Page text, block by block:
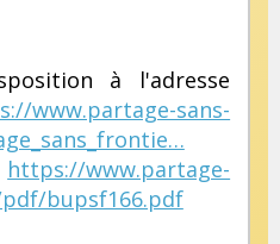
à l'adresse
www.partage-sans-
https://www.partage-
bupsf166.pdf